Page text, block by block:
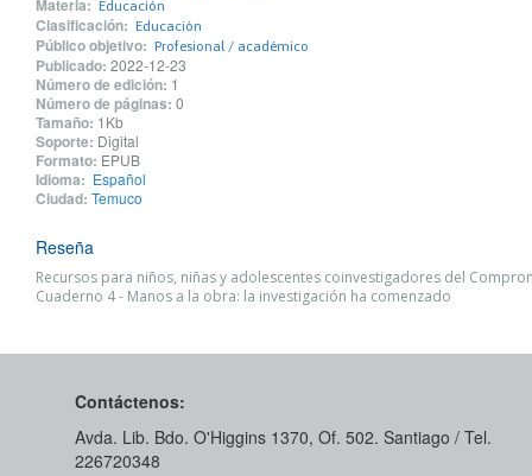
Materia: Educación
Clasificación: Educación
Público objetivo: Profesional / académico
Publicado: 2022-12-23
Número de edición: 1
Número de páginas: 0
Tamaño: 1Kb
Soporte: Digital
Formato: EPUB
Idioma: Español
Ciudad: Temuco
Reseña
Recursos para niños, niñas y adolescentes coinvestigadores del
Cuaderno 4 - Manos a la obra: la investigación ha comenzado
Contáctenos:
Avda. Lib. Bdo. O'Higgins 1370, Of. 502. Santiago / Tel.
226720348